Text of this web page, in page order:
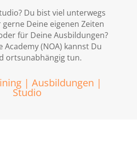
Du bist viel unterwegs
Deine eigenen Zeiten
für Deine Ausbildungen?
Academy (NOA) kannst Du
ortsunabhängig tun.
|Ausbildungen |
Studio